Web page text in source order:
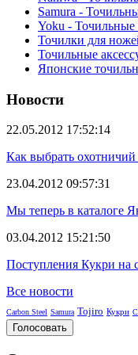
Samura -
Yoku - Точильные
Точилки для
Точильные
Японские
Новости
22.05.2012 17:52:14
Как выбрать
23.04.2012 09:57:31
Мы теперь в каталоге
03.04.2012 15:21:50
Поступления Кукри на
Все новости
Carbon Steel Samura Tojiro Кукри